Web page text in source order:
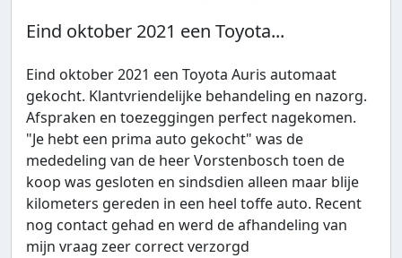
Eind oktober 2021 een Toyota...
Eind oktober 2021 een Toyota Auris automaat
gekocht. Klantvriendelijke behandeling en nazorg.
Afspraken en toezeggingen perfect nagekomen.
"Je hebt een prima auto gekocht" was de
mededeling van de heer Vorstenbosch toen de
koop was gesloten en sindsdien alleen maar blije
kilometers gereden in een heel toffe auto. Recent
nog contact gehad en werd de afhandeling van
mijn vraag zeer correct verzorgd